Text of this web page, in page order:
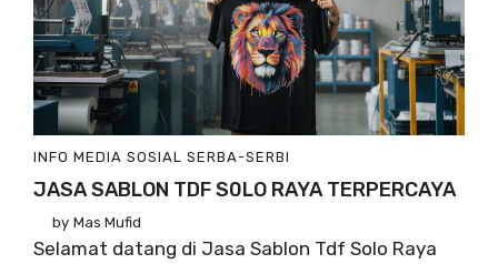
INFO MEDIA SOSIAL SERBA-SERBI
JASA SABLON TDF S0LO RAYA TERPERCAYA
by Mas Mufid
Selamat datang di Jasa Sablon Tdf Solo Raya